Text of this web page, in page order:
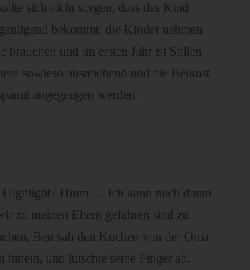
sich nicht sorgen, dass das Kind
bekommt, die Kinder nehmen
brauchen und im ersten Jahr ist Stillen
sowieso ausreichend und die Beikost
angegangen werden.
Hmm … Ich kann mich daran
zu meinen Eltern gefahren sind zu
Ben sah den Kuchen von der Oma
hinein, und lutschte seine Finger ab.